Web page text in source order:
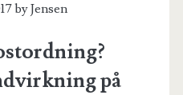
byJensen
på